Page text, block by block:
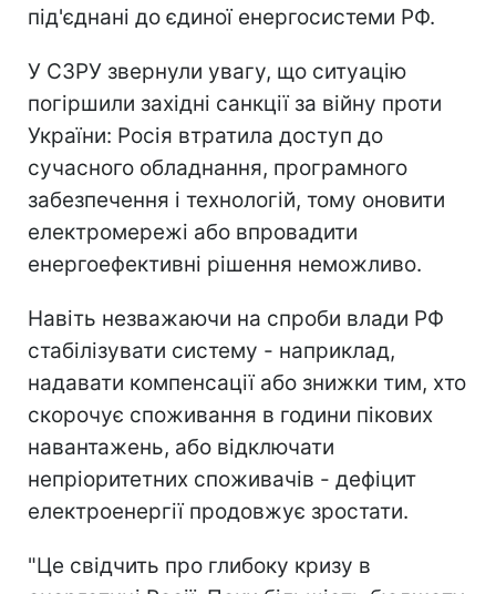
під'єднані до єдиної енергосистеми РФ.
У СЗРУ звернули увагу, що ситуацію
погіршили західні санкції за війну проти
України: Росія втратила доступ до
сучасного обладнання, програмного
забезпечення і технологій, тому оновити
електромережі або впровадити
енергоефективні рішення неможливо.
Навіть незважаючи на спроби влади РФ
стабілізувати систему - наприклад,
надавати компенсації або знижки тим, хто
скорочує споживання в години пікових
навантажень, або відключати
непріоритетних споживачів - дефіцит
електроенергії продовжує зростати.
"Це свідчить про глибоку кризу в